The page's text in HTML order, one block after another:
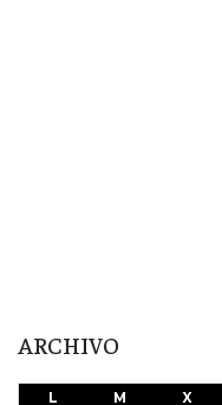
ARCHIVO
L M X